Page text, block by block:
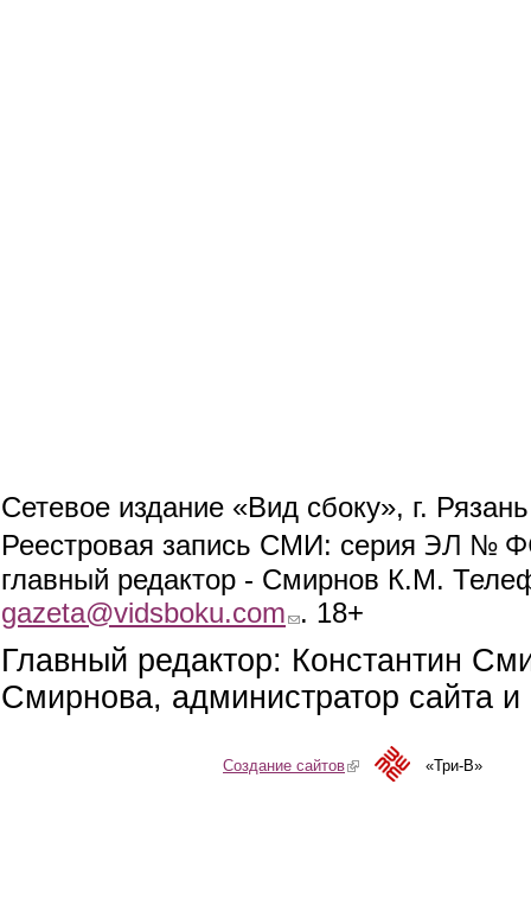
Сетевое издание «Вид сбоку», г.
Реестровая запись СМИ: серия ЭЛ №
главный редактор - Смирнов К.М.
gazeta@vidsboku.com (link sends e-mail)
. 18+
Главный редактор: Константин
Смирнова, администратор сайта
Создание сайтов(link is external)«Три-В»